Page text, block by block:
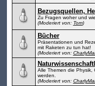
Bezugsquellen,
Zu Fragen woher und
(Moderiert von: Tom)
Bücher
Präsentationen und
mit Raketen zu tun hat!
(Moderiert von: CharlyMai
Alle Themen die Physik,
werden.
(Moderiert von: CharlyMai